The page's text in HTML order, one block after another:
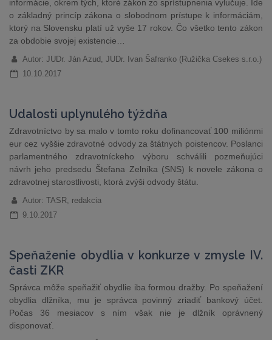
informácie, okrem tých, ktoré zákon zo sprístupnenia vylučuje. Ide
o základný princíp zákona o slobodnom prístupe k informáciám,
ktorý na Slovensku platí už vyše 17 rokov. Čo všetko tento zákon
za obdobie svojej existencie…
Autor: JUDr. Ján Azud, JUDr. Ivan Šafranko (Ružička Csekes s.r.o.)
10.10.2017
Udalosti uplynulého týždňa
Zdravotníctvo by sa malo v tomto roku dofinancovať 100 miliónmi
eur cez vyššie zdravotné odvody za štátnych poistencov. Poslanci
parlamentného zdravotníckeho výboru schválili pozmeňujúci
návrh jeho predsedu Štefana Zelníka (SNS) k novele zákona o
zdravotnej starostlivosti, ktorá zvýši odvody štátu.
Autor: TASR, redakcia
9.10.2017
Speňaženie obydlia v konkurze v zmysle IV.
časti ZKR
Správca môže speňažiť obydlie iba formou dražby. Po speňažení
obydlia dlžníka, mu je správca povinný zriadiť bankový účet.
Počas 36 mesiacov s ním však nie je dlžník oprávnený
disponovať.